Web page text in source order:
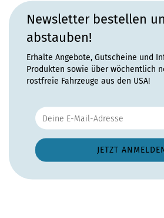
Newsletter bestellen
abstauben!
Erhalte Angebote, Gutscheine und
Produkten sowie über wöchentlich
rostfreie Fahrzeuge aus den USA!